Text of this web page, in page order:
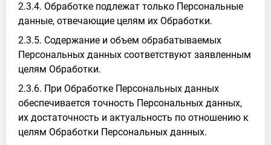
2.3.4. Обработке подлежат только Персональные
данные, отвечающие целям их Обработки.
2.3.5. Содержание и объем обрабатываемых
Персональных данных соответствуют заявленным
целям Обработки.
2.3.6. При Обработке Персональных данных
обеспечивается точность Персональных данных,
их достаточность и актуальность по отношению к
целям Обработки Персональных данных.